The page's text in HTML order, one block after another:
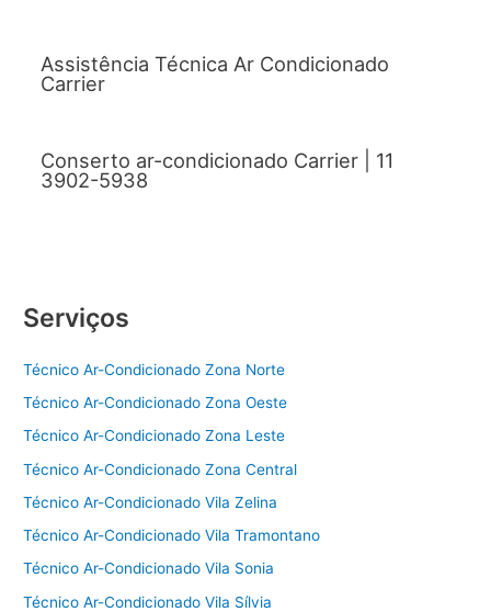
Assistência Técnica Ar Condicionado
Carrier
Conserto ar-condicionado Carrier | 11
3902-5938
Serviços
Técnico Ar-Condicionado Zona Norte
Técnico Ar-Condicionado Zona Oeste
Técnico Ar-Condicionado Zona Leste
Técnico Ar-Condicionado Zona Central
Técnico Ar-Condicionado Vila Zelina
Técnico Ar-Condicionado Vila Tramontano
Técnico Ar-Condicionado Vila Sonia
Técnico Ar-Condicionado Vila Sílvia